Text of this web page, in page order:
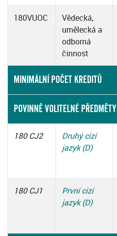
180VUOC
Vědecká,
umělecká a
odborná
činnost
MINIMÁLNÍ POČET KREDITŮ
POVINNĚ VOLITELNÉ PŘEDMĚTY
180 CJ2
Druhý cizí
jazyk (D)
180 CJ1
První cizí
jazyk (D)